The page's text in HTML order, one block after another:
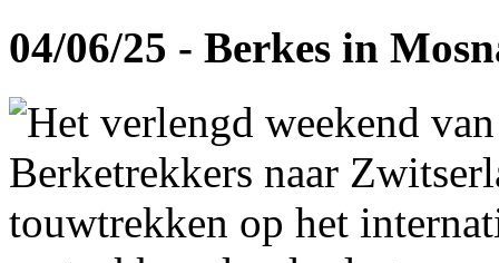
04/06/25 - Berkes in
Het verlengd weekend
Berketrekkers naar
touwtrekken op het